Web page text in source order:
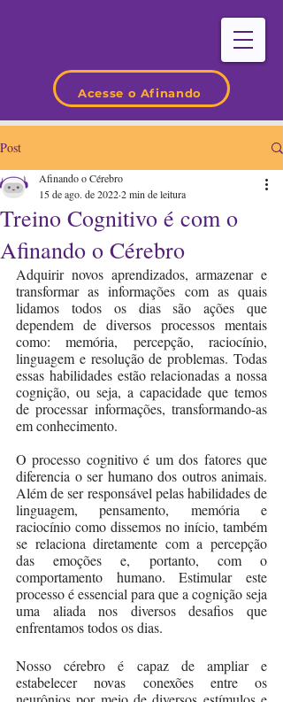
Acesse o Afinando
Post
Treino Cognitivo é com o
Afinando o Cérebro
Afinando o Cérebro
15 de ago. de 20222 min de leitura
Adquirir novos aprendizados, armazenar e
transformar as informações com as quais
lidamos todos os dias são ações que
dependem de diversos processos mentais
como: memória, percepção, raciocínio,
linguagem e resolução de problemas. Todas
essas habilidades estão relacionadas a nossa
cognição, ou seja, a capacidade que temos
de processar informações, transformando-as
em conhecimento.
O processo cognitivo é um dos fatores que
diferencia o ser humano dos outros animais.
Além de ser responsável pelas habilidades de
linguagem, pensamento, memória e
raciocínio como dissemos no início, também
se relaciona diretamente com a percepção
das emoções e, portanto, com o
comportamento humano. Estimular este
processo é essencial para que a cognição seja
uma aliada nos diversos desafios que
enfrentamos todos os dias.
Nosso cérebro é capaz de ampliar e
estabelecer novas conexões entre os